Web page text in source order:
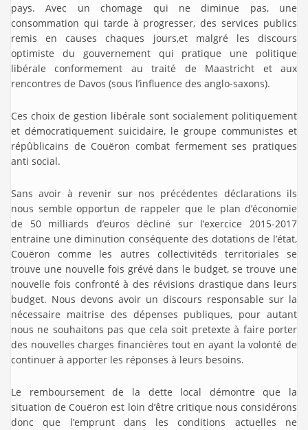
pays. Avec un chomage qui ne diminue pas, une
consommation qui tarde à progresser, des services publics
remis en causes chaques jours,et malgré les discours
optimiste du gouvernement qui pratique une politique
libérale conformement au traité de Maastricht et aux
rencontres de Davos (sous l’influence des anglo-saxons).
Ces choix de gestion libérale sont socialement politiquement
et démocratiquement suicidaire, le groupe communistes et
répûblicains de Couëron combat fermement ses pratiques
anti social.
Sans avoir à revenir sur nos précédentes déclarations ils
nous semble opportun de rappeler que le plan d’économie
de 50 milliards d’euros décliné sur l’exercice 2015-2017
entraine une diminution conséquente des dotations de l’état,
Couëron comme les autres collectivitéds territoriales se
trouve une nouvelle fois grévé dans le budget, se trouve une
nouvelle fois confronté à des révisions drastique dans leurs
budget. Nous devons avoir un discours responsable sur la
nécessaire maitrise des dépenses publiques, pour autant
nous ne souhaitons pas que cela soit pretexte à faire porter
des nouvelles charges financières tout en ayant la volonté de
continuer à apporter les réponses à leurs besoins.
Le remboursement de la dette local démontre que la
situation de Couëron est loin d’être critique nous considérons
donc que l’emprunt dans les conditions actuelles ne